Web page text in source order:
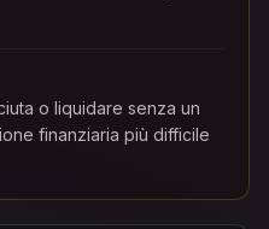
o liquidare senza un
finanziaria più difficile